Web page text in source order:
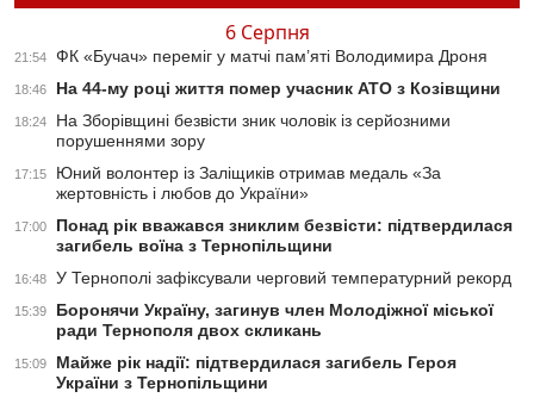
6 Серпня
21:54 ФК «Бучач» переміг у матчі пам’яті Володимира Дроня
18:46 На 44-му році життя помер учасник АТО з Козівщини
18:24
На Зборівщині безвісти зник чоловік із серйозними
порушеннями зору
17:15
Юний волонтер із Заліщиків отримав медаль «За
жертовність і любов до України»
17:00
Понад рік вважався зниклим безвісти: підтвердилася
загибель воїна з Тернопільщини
16:48 У Тернополі зафіксували черговий температурний рекорд
15:39
Боронячи Україну, загинув член Молодіжної міської
ради Тернополя двох скликань
15:09
Майже рік надії: підтвердилася загибель Героя
України з Тернопільщини